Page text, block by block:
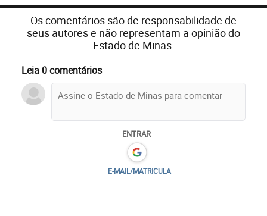
Os comentários são de responsabilidade de
seus autores e não representam a opinião do
Estado de Minas.
Leia 0 comentários
ENTRAR
E-MAIL/MATRICULA